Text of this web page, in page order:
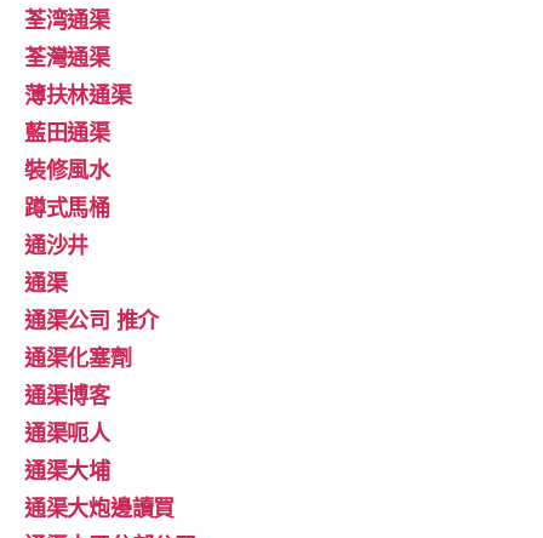
荃湾通渠
荃灣通渠
薄扶林通渠
藍田通渠
裝修風水
蹲式馬桶
通沙井
通渠
通渠公司 推介
通渠化塞劑
通渠博客
通渠呃人
通渠大埔
通渠大炮邊讀買